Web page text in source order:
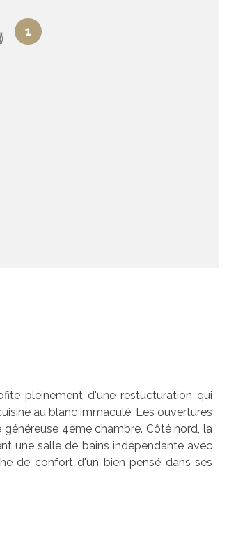
1
pleinement d'une restucturation qui
au blanc immaculé. Les ouvertures
4ème chambre. Côté nord, la
une salle de bains indépendante avec
de confort d'un bien pensé dans ses